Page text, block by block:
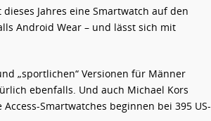
Jahres eine Smartwatch auf den
Android Wear – und lässt sich mit
„sportlichen“ Versionen für Männer
ebenfalls. Und auch Michael Kors
Smartwatches beginnen bei 395 US-